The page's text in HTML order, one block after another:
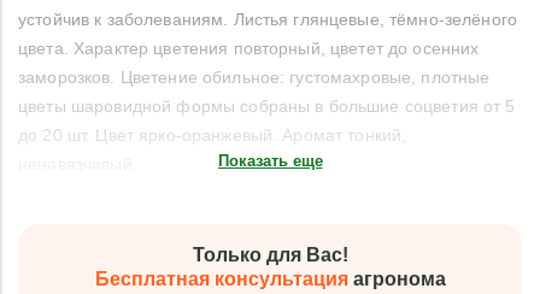
устойчив к заболеваниям. Листья глянцевые, тёмно-зелёного
цвета. Характер цветения повторный, цветет до осенних
заморозков. Цветение обильное: густомахровые, плотные
цветы шаровидной формы собраны в большие соцветия от 5
до 20 шт. Цвет ярко-оранжевый. Аромат тонкий,
Показать еще
Только для Вас!
Бесплатная консультацияагронома